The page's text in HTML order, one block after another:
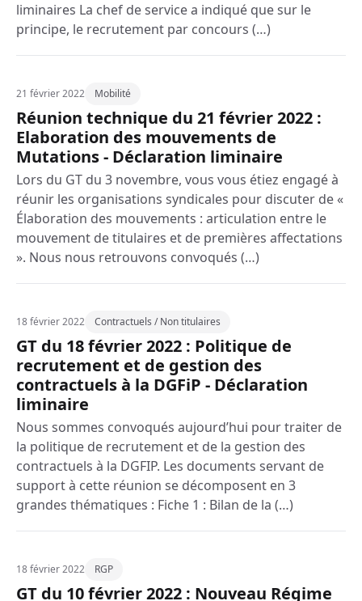
liminaires La chef de service a indiqué que sur le
principe, le recrutement par concours (…)
21 février 2022 Mobilité
Réunion technique du 21 février 2022 :
Elaboration des mouvements de
Mutations - Déclaration liminaire
Lors du GT du 3 novembre, vous vous étiez engagé à
réunir les organisations syndicales pour discuter de «
Élaboration des mouvements : articulation entre le
mouvement de titulaires et de premières affectations
». Nous nous retrouvons convoqués (…)
18 février 2022 Contractuels / Non titulaires
GT du 18 février 2022 : Politique de
recrutement et de gestion des
contractuels à la DGFiP - Déclaration
liminaire
Nous sommes convoqués aujourd’hui pour traiter de
la politique de recrutement et de la gestion des
contractuels à la DGFIP. Les documents servant de
support à cette réunion se décomposent en 3
grandes thématiques : Fiche 1 : Bilan de la (…)
18 février 2022 RGP
GT du 10 février 2022 : Nouveau Régime